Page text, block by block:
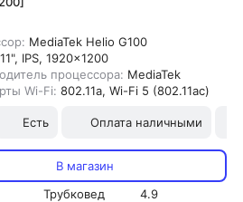
MediaTek Helio G100
11", IPS, 1920x1200
процессора: MediaTek
Wi-Fi: 802.11a, Wi-Fi 5 (802.11ac)
Есть Оплата наличными
В магазин
Трубковед
4.9